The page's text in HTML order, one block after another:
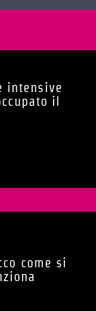
intensive
il
come si